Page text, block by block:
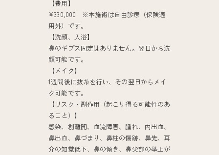
【費用】
¥330,000 ※本施術は自由診療（保険適
用外）です。
【洗顔、入浴】
鼻のギプス固定はありません。翌日から洗
顔可能です。
【メイク】
1週間後に抜糸を行い、その翌日からメイ
ク可能です。
【リスク・副作用（起こり得る可能性のあ
ること）】
感染、創離開、血流障害、腫れ、内出血、
鼻出血、鼻づまり、鼻柱の傷跡、鼻先、耳
介の知覚低下、鼻の傾き、鼻尖部の挙上が